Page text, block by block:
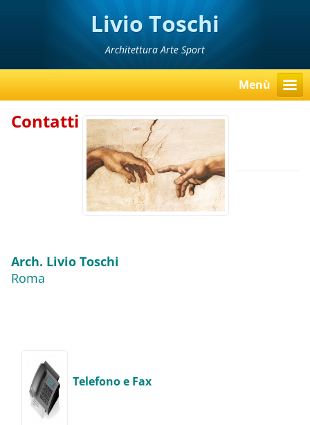
Livio Toschi
Architettura Arte Sport
Menù
Contatti
Arch. Livio Toschi
Roma
Telefono e Fax